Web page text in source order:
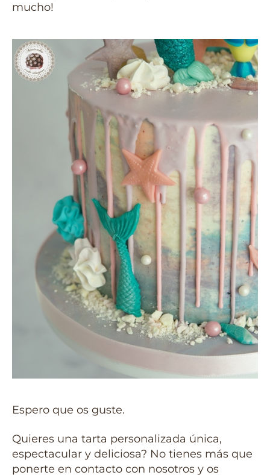
mucho!
Espero que os guste.
Quieres una tarta personalizada única,
espectacular y deliciosa? No tienes más que
ponerte en contacto con nosotros y os